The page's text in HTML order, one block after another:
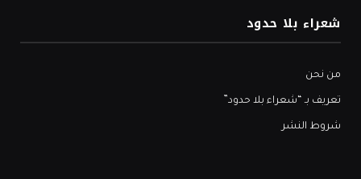
شعراء بلا حدود
من نحن
تعريف بـ “شعراء بلا حدود”
شروط النشر